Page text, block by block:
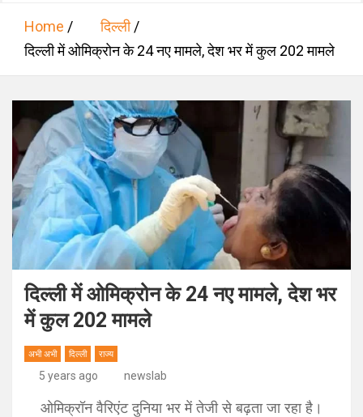
Home
दिल्ली
दिल्ली में ओमिक्रोन के 24 नए मामले, देश भर में कुल 202 मामले
दिल्ली में ओमिक्रोन के 24 नए मामले, देश भर
में कुल 202 मामले
अभी अभी दिल्ली राज्य
5 years ago newslab
ओमिक्रॉन वैरिएंट दुनिया भर में तेजी से बढ़ता जा रहा है।